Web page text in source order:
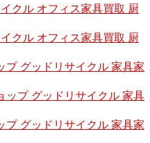
クル オフィス家具買取 厨
クル オフィス家具買取 厨
プ グッドリサイクル 家具家
ップ グッドリサイクル 家具
プ グッドリサイクル 家具家